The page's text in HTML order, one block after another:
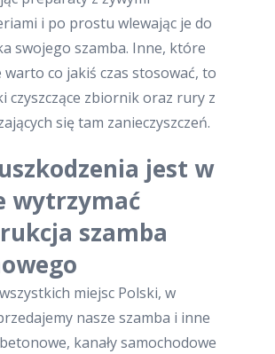
i po prostu wlewając je do
swojego szamba. Inne, które
warto co jakiś czas stosować, to
czyszczące zbiornik oraz rury z
się tam zanieczyszczeń.
jest w
wytrzymać
szamba
miejsc Polski, w
nasze szamba i inne
kanały samochodowe